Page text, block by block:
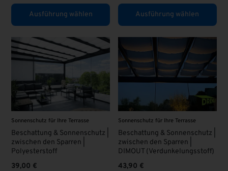
Ausführung wählen Ausführung wählen
Sonnenschutz für Ihre Terrasse
Beschattung & Sonnenschutz |
zwischen den Sparren |
Polyesterstoff
39,00 €
Sonnenschutz für Ihre Terrasse
Beschattung & Sonnenschutz |
zwischen den Sparren |
DIMOUT (Verdunkelungsstoff)
43,90 €